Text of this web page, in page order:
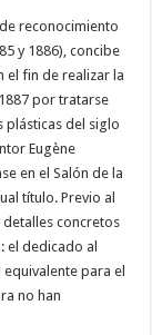
reconocimiento
y 1886), concibe
el fin de realizar la
por tratarse
plásticas del siglo
Eugène
en el Salón de la
título. Previo al
concretos
el dedicado al
para el
no han